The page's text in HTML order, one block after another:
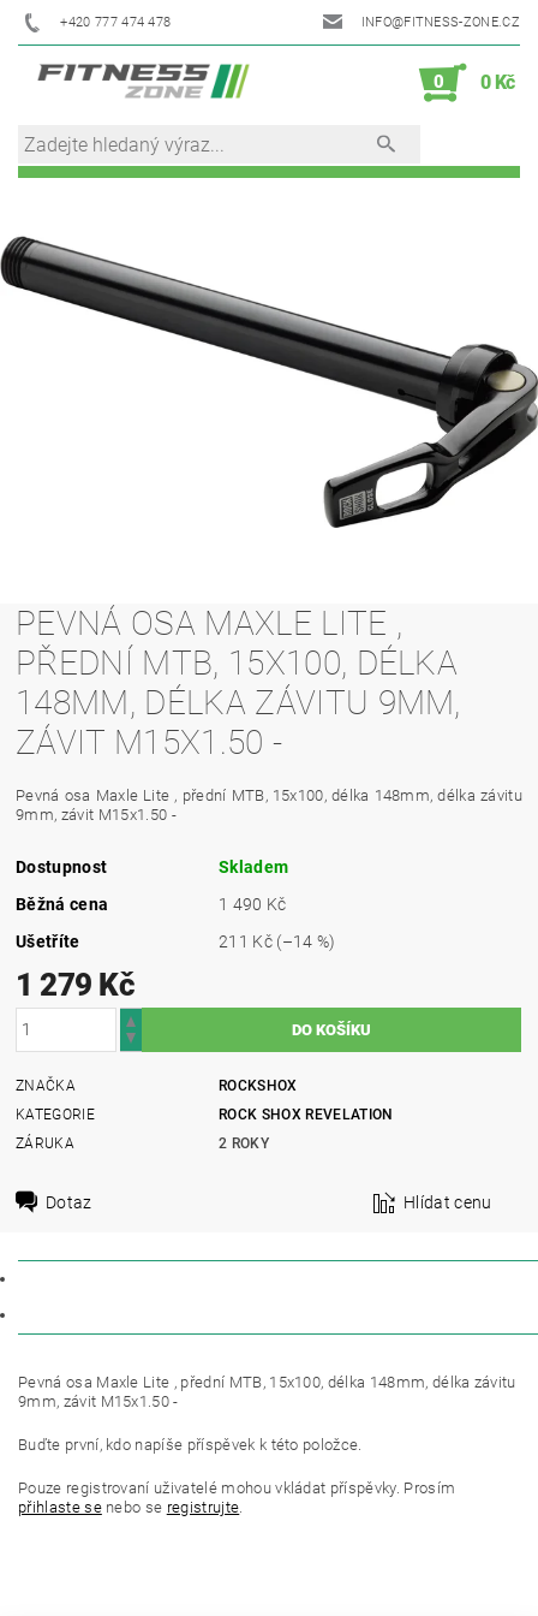
+420 777 474 478 INFO@FITNESS-ZONE.CZ
0 0 Kč
PEVNÁ OSA MAXLE LITE ,
PŘEDNÍ MTB, 15X100, DÉLKA
148MM, DÉLKA ZÁVITU 9MM,
ZÁVIT M15X1.50 -
Pevná osa Maxle Lite , přední MTB, 15x100, délka 148mm, délka závitu
9mm, závit M15x1.50 -
Dostupnost
Skladem
Běžná cena
1 490 Kč
Ušetříte
211 Kč (–14 %)
1 279 Kč
ZNAČKA
ROCKSHOX
KATEGORIE
ROCK SHOX REVELATION
ZÁRUKA
2 ROKY
Dotaz Hlídat cenu
Pevná osa Maxle Lite , přední MTB, 15x100, délka 148mm, délka závitu
9mm, závit M15x1.50 -
Buďte první, kdo napíše příspěvek k této položce.
Pouze registrovaní uživatelé mohou vkládat příspěvky. Prosím
přihlaste senebo se registrujte.